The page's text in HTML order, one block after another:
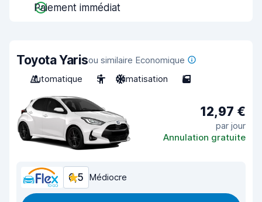
Paiement immédiat
Toyota Yarisou similaire Economique
Automatique
5 Climatisation 5
12,97 €
par jour
Annulation gratuite
6,5 Médiocre